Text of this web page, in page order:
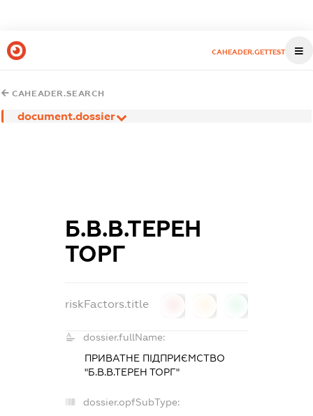
CAHEADER.GETTEST
CAHEADER.SEARCH
document.dossier
Б.В.В.ТЕРЕН
ТОРГ
riskFactors.title
dossier.fullName:
ПРИВАТНЕ ПІДПРИЄМСТВО
"Б.В.В.ТЕРЕН ТОРГ"
dossier.opfSubType: